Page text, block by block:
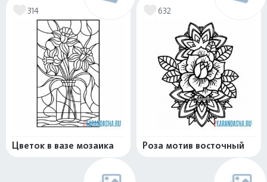
314
Цветок в вазе мозаика
632
Роза мотив восточный